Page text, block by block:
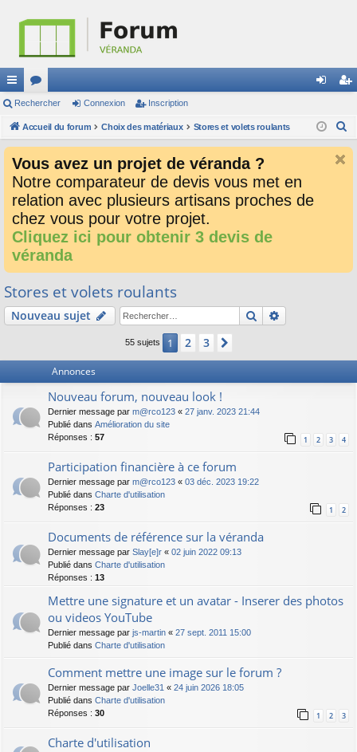
ac
co
ci
or
u
s
ne cri
Rechercher Connexion Inscription
Accueil du forum Choix des matériaux Stores et volets roulants
Vous avez un projet de véranda ?
Notre comparateur de devis vous met en
relation avec plusieurs artisans proches de
chez vous pour votre projet.
Cliquez ici pour obtenir 3 devis de
véranda
Stores et volets roulants
Nouveau sujet Rechercher
55 sujets 1 2 3
Annonces
Nouveau forum, nouveau look !
Dernier message par m@rco123 « 27 janv. 2023 21:44
Publié dans Amélioration du site
Réponses : 57 1 2 3 4
Participation financière à ce forum
Dernier message par m@rco123 « 03 déc. 2023 19:22
Publié dans Charte d'utilisation
Réponses : 23 1 2
Documents de référence sur la véranda
Dernier message par Slay[e]r « 02 juin 2022 09:13
Publié dans Charte d'utilisation
Réponses : 13
Mettre une signature et un avatar - Inserer des photos
ou videos YouTube
Dernier message par js-martin « 27 sept. 2011 15:00
Publié dans Charte d'utilisation
Comment mettre une image sur le forum ?
Dernier message par Joelle31 « 24 juin 2026 18:05
Publié dans Charte d'utilisation
Réponses : 30 1 2 3
Charte d'utilisation